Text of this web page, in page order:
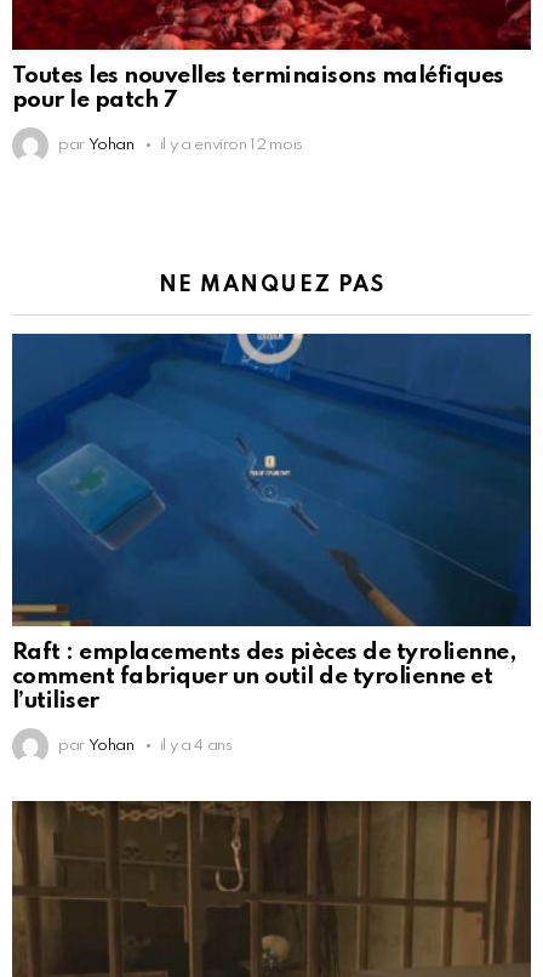
Toutes les nouvelles terminaisons maléfiques
pour le patch 7
par Yohan il y a environ 12 mois
NE MANQUEZ PAS
Raft : emplacements des pièces de tyrolienne,
comment fabriquer un outil de tyrolienne et
l’utiliser
par Yohan il y a 4 ans